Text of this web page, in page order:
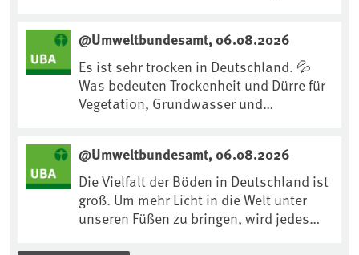
https://www.ardsounds.de/episode/urn
:ard:episode:0e7cf1c4b819c26d/
@Umweltbundesamt, 06.08.2026
Es ist sehr trocken in Deutschland. 💦
Was bedeuten Trockenheit und Dürre für
Vegetation, Grundwasser und
anpassen?🤔Antworten auf diese und
weitere Fragen auf unserer Webseite:
www.uba.de/trockenheit #Trockenheit
#Klimawandel
@Umweltbundesamt, 06.08.2026
Die Vielfalt der Böden in Deutschland ist
groß. Um mehr Licht in die Welt unter
unseren Füßen zu bringen, wird jedes